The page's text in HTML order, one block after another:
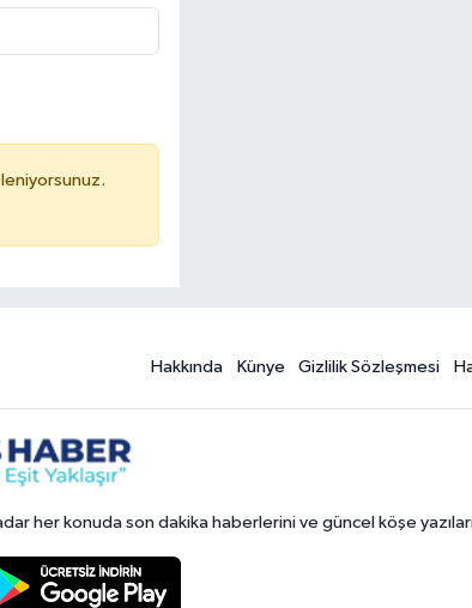
Hakkında Künye Gizlilik Sözleşmesi
her konuda son dakika haberlerini ve güncel köşe